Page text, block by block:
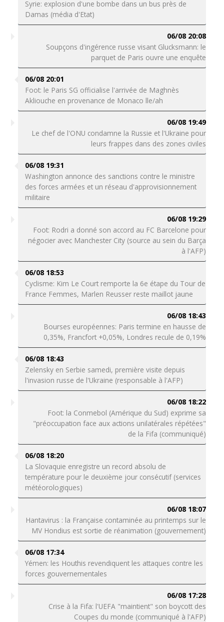
Syrie: explosion d'une bombe dans un bus près de
Damas (média d'Etat)
06/08 20:08
Soupçons d'ingérence russe visant Glucksmann: le
parquet de Paris ouvre une enquête
06/08 20:01
Foot: le Paris SG officialise l'arrivée de Maghnès
Akliouche en provenance de Monaco lle/ah
06/08 19:49
Le chef de l'ONU condamne la Russie et l'Ukraine pour
leurs frappes dans des zones civiles
06/08 19:31
Washington annonce des sanctions contre le ministre
des forces armées et un réseau d'approvisionnement
militaire
06/08 19:29
Foot: Rodri a donné son accord au FC Barcelone pour
négocier avec Manchester City (source au sein du Barça
à l'AFP)
06/08 18:53
Cyclisme: Kim Le Court remporte la 6e étape du Tour de
France Femmes, Marlen Reusser reste maillot jaune
06/08 18:43
Bourses européennes: Paris termine en hausse de
0,35%, Francfort +0,05%, Londres recule de 0,19%
06/08 18:43
Zelensky en Serbie samedi, première visite depuis
l'invasion russe de l'Ukraine (responsable à l'AFP)
06/08 18:22
Foot: la Conmebol (Amérique du Sud) exprime sa
"préoccupation face aux actions unilatérales répétées"
de la Fifa (communiqué)
06/08 18:20
La Slovaquie enregistre un record absolu de
température pour le deuxième jour consécutif (services
météorologiques)
06/08 18:07
Hantavirus : la Française contaminée au printemps sur le
MV Hondius est sortie de réanimation (gouvernement)
06/08 17:34
Yémen: les Houthis revendiquent les attaques contre les
forces gouvernementales
06/08 17:28
Crise à la Fifa: l'UEFA "maintient" son boycott des
Coupes du monde (communiqué à l'AFP)